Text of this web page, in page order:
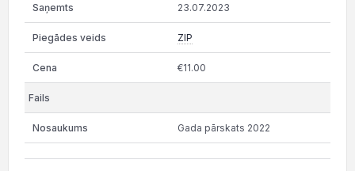
23.07.2023
ZIP
€11.00
Gada pārskats 2022